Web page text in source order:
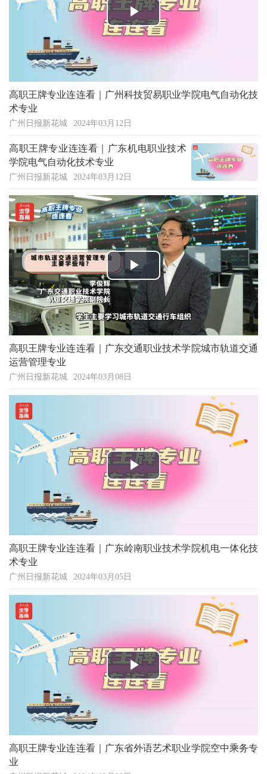
Play
Video
高职王牌专业连连看｜广州科技贸易职业学院电气自动化技
术专业
广州日报新花城 2024年03月12日
高职王牌专业连连看｜广东机电职业技术
学院电气自动化技术专业
广州日报新花城 2024年03月12日
Play
Video
高职王牌专业连连看｜广东交通职业技术学院城市轨道交通
运营管理专业
广州日报新花城 2024年03月08日
Play
Video
高职王牌专业连连看｜广东岭南职业技术学院机电一体化技
术专业
广州日报新花城 2024年03月05日
Play
Video
高职王牌专业连连看｜广东省外语艺术职业学院空中乘务专
业